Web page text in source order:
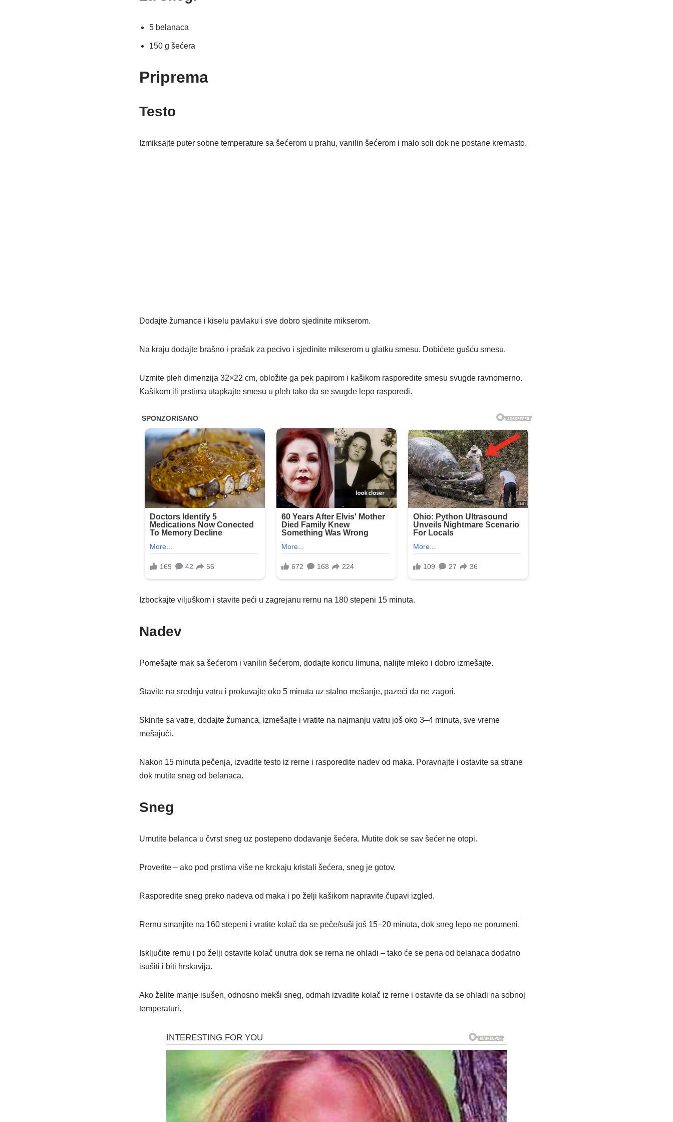
5 belanaca
150 g šećera
Priprema
Testo
Izmiksajte puter sobne temperature sa šećerom u prahu, vanilin šećerom i malo soli dok ne postane kremasto.
Dodajte žumance i kiselu pavlaku i sve dobro sjedinite mikserom.
Na kraju dodajte brašno i prašak za pecivo i sjedinite mikserom u glatku smesu. Dobićete gušću smesu.
Uzmite pleh dimenzija 32×22 cm, obložite ga pek papirom i kašikom rasporedite smesu svugde ravnomerno.
Kašikom ili prstima utapkajte smesu u pleh tako da se svugde lepo rasporedi.
Izbockajte viljuškom i stavite peći u zagrejanu rernu na 180 stepeni 15 minuta.
Nadev
Pomešajte mak sa šećerom i vanilin šećerom, dodajte koricu limuna, nalijte mleko i dobro izmešajte.
Stavite na srednju vatru i prokuvajte oko 5 minuta uz stalno mešanje, pazeći da ne zagori.
Skinite sa vatre, dodajte žumanca, izmešajte i vratite na najmanju vatru još oko 3–4 minuta, sve vreme
mešajući.
Nakon 15 minuta pečenja, izvadite testo iz rerne i rasporedite nadev od maka. Poravnajte i ostavite sa strane
dok mutite sneg od belanaca.
Sneg
Umutite belanca u čvrst sneg uz postepeno dodavanje šećera. Mutite dok se sav šećer ne otopi.
Proverite – ako pod prstima više ne krckaju kristali šećera, sneg je gotov.
Rasporedite sneg preko nadeva od maka i po želji kašikom napravite čupavi izgled.
Rernu smanjite na 160 stepeni i vratite kolač da se peče/suši još 15–20 minuta, dok sneg lepo ne porumeni.
Isključite rernu i po želji ostavite kolač unutra dok se rerna ne ohladi – tako će se pena od belanaca dodatno
isušiti i biti hrskavija.
Ako želite manje isušen, odnosno mekši sneg, odmah izvadite kolač iz rerne i ostavite da se ohladi na sobnoj
temperaturi.